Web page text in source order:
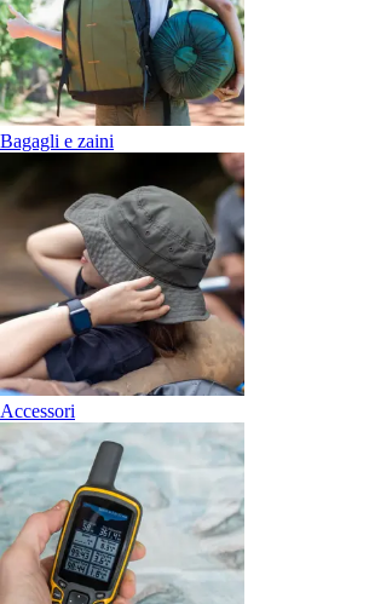
Bagagli e zaini
Accessori